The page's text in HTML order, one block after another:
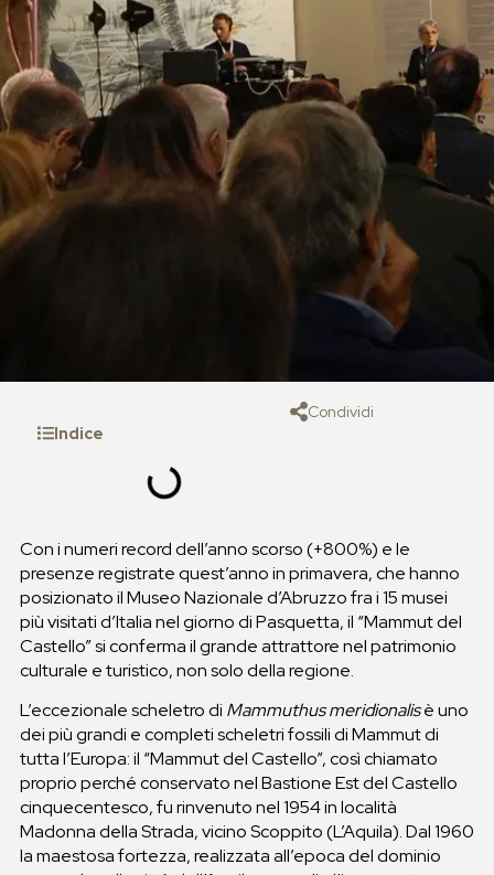
Indice
Condividi
Con i numeri record dell’anno scorso (+800%) e le
presenze registrate quest’anno in primavera, che hanno
posizionato il Museo Nazionale d’Abruzzo fra i 15 musei
più visitati d’Italia nel giorno di Pasquetta, il “Mammut del
Castello” si conferma il grande attrattore nel patrimonio
culturale e turistico, non solo della regione.
L’eccezionale scheletro di Mammuthus meridionalisè uno
dei più grandi e completi scheletri fossili di Mammut di
tutta l’Europa: il “Mammut del Castello”, così chiamato
proprio perché conservato nel Bastione Est del Castello
cinquecentesco, fu rinvenuto nel 1954 in località
Madonna della Strada, vicino Scoppito (L’Aquila). Dal 1960
la maestosa fortezza, realizzata all’epoca del dominio